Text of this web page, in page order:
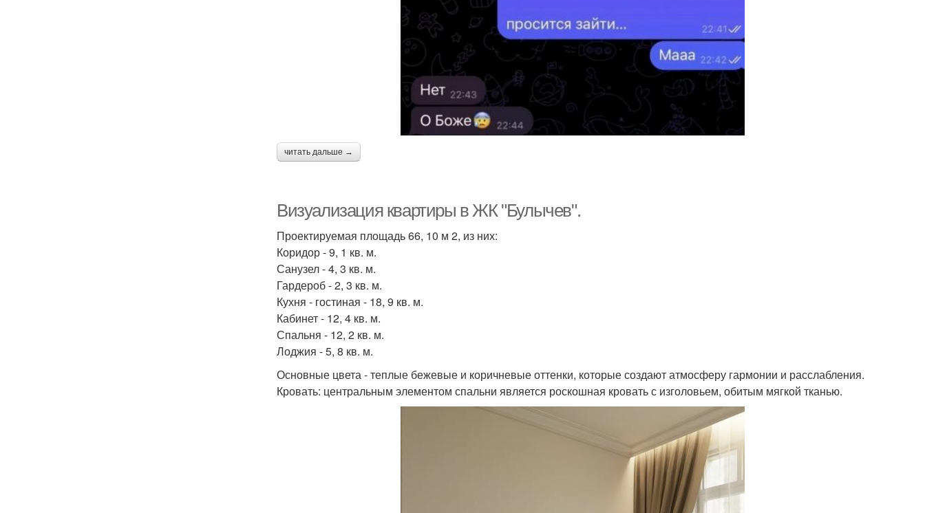
читать дальше →
Визуализация квартиры в ЖК "Булычев".
Проектируемая площадь 66, 10 м 2, из них:
Коридор - 9, 1 кв. м.
Санузел - 4, 3 кв. м.
Гардероб - 2, 3 кв. м.
Кухня - гостиная - 18, 9 кв. м.
Кабинет - 12, 4 кв. м.
Спальня - 12, 2 кв. м.
Лоджия - 5, 8 кв. м.
Основные цвета - теплые бежевые и коричневые оттенки, которые создают атмосферу гармонии и расслабления.
Кровать: центральным элементом спальни является роскошная кровать с изголовьем, обитым мягкой тканью.